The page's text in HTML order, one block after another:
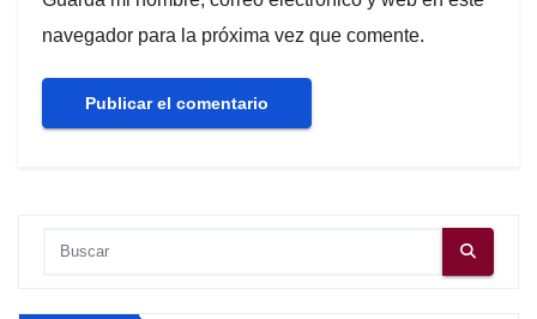
navegador para la próxima vez que comente.